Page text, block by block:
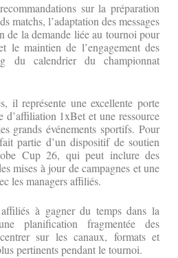
sur la préparation
matchs, l’adaptation des messages
de la demande liée au tournoi pour
le maintien de l’engagement des
du calendrier du championnat
il représente une excellente porte
d’affiliation 1xBet et une ressource
grands événements sportifs. Pour
partie d’un dispositif de soutien
Cup 26, qui peut inclure des
mises à jour de campagnes et une
les managers affiliés.
à gagner du temps dans la
planification fragmentée des
sur les canaux, formats et
pertinents pendant le tournoi.